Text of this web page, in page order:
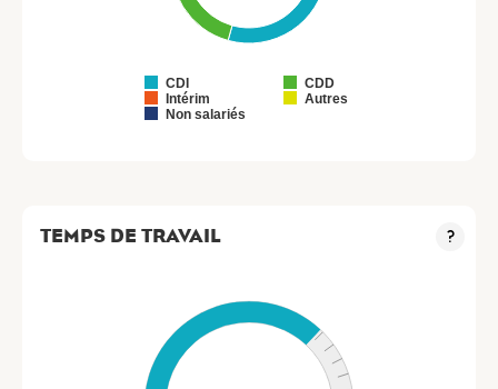
CDI
CDD
Intérim
Autres
Non salariés
TEMPS DE TRAVAIL ?